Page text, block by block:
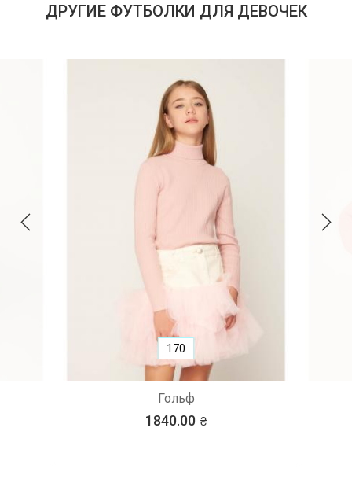
ДРУГИЕ ФУТБОЛКИ ДЛЯ ДЕВОЧЕК
Гольф
1840.00
170